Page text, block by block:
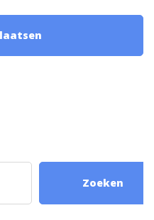
Zoeken